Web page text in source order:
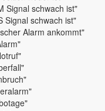
Signal schwach ist"
Signal schwach ist"
Alarm ankommt"